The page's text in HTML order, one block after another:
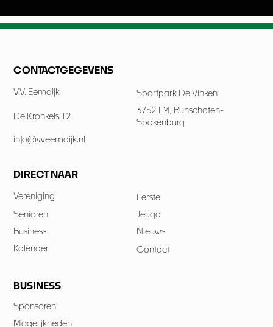
CONTACTGEGEVENS
V.V. Eemdijk Sportpark De Vinken
De Kronkels 12
3752 LM, Bunschoten-
Spakenburg
info@vveemdijk.nl
DIRECT NAAR
Vereniging
Eerste
Senioren
Jeugd
Business
Nieuws
Kalender
Contact
BUSINESS
Sponsoren
Mogelijkheden